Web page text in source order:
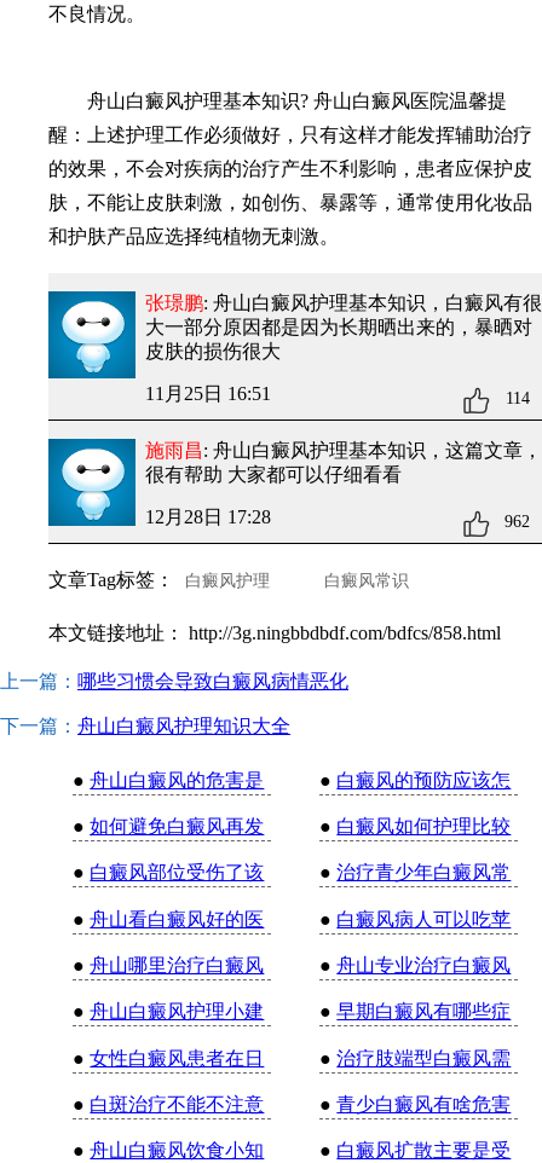
不良情况。
舟山白癜风护理基本知识? 舟山白癜风医院温馨提
醒：上述护理工作必须做好，只有这样才能发挥辅助治疗
的效果，不会对疾病的治疗产生不利影响，患者应保护皮
肤，不能让皮肤刺激，如创伤、暴露等，通常使用化妆品
和护肤产品应选择纯植物无刺激。
张璟鹏: 舟山白癜风护理基本知识 ，白癜风有很
大一部分原因都是因为长期晒出来的，暴晒对
皮肤的损伤很大
11月25日 16:51 114
施雨昌: 舟山白癜风护理基本知识 ，这篇文章，
很有帮助 大家都可以仔细看看
12月28日 17:28 962
文章Tag标签： 白癜风护理 白癜风常识
本文链接地址： http://3g.ningbbdbdf.com/bdfcs/858.html
上一篇： 哪些习惯会导致白癜风病情恶化
下一篇： 舟山白癜风护理知识大全
●舟山白癜风的危害是 ● 白癜风的预防应该怎
●如何避免白癜风再发 ● 白癜风如何护理比较
● 白癜风部位受伤了该 ●治疗青少年白癜风常
●舟山看白癜风好的医 ● 白癜风病人可以吃苹
●舟山哪里治疗白癜风 ●舟山专业治疗白癜风
●舟山白癜风护理小建 ●早期白癜风有哪些症
●女性白癜风患者在日 ●治疗肢端型白癜风需
● 白斑治疗不能不注意 ●青少白癜风有啥危害
●舟山白癜风饮食小知 ● 白癜风扩散主要是受